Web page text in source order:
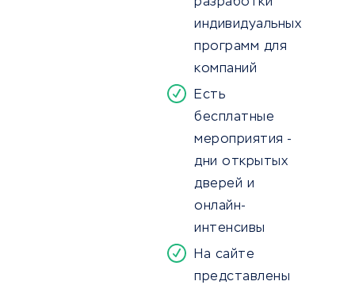
разработки
индивидуальных
программ для
компаний
Есть
бесплатные
мероприятия -
дни открытых
дверей и
онлайн-
интенсивы
На сайте
представлены